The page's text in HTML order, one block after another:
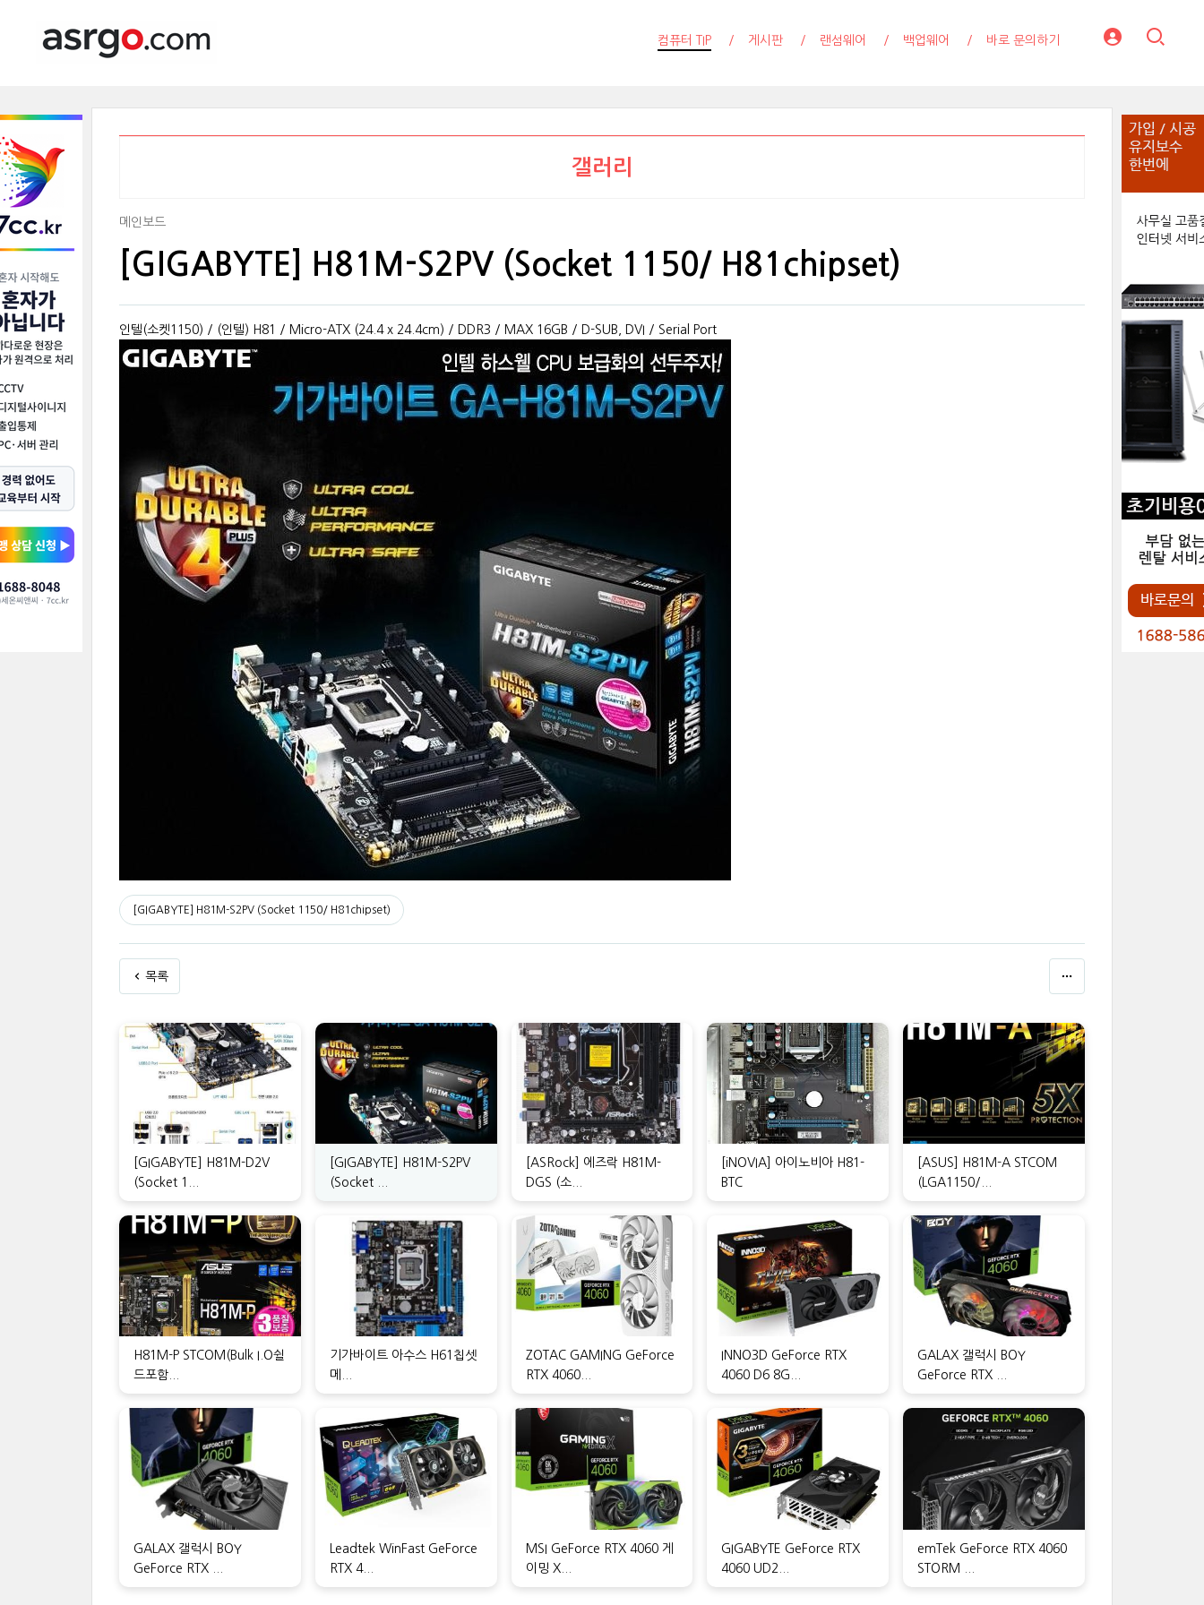
컴퓨터 TIP 게시판 랜섬웨어 백업웨어 바로 문의하기
갤러리
메인보드
[GIGABYTE] H81M-S2PV (Socket 1150/ H81chipset)
인텔(소켓1150) / (인텔) H81 / Micro-ATX (24.4 x 24.4cm) / DDR3 / MAX 16GB / D-SUB, DVI / Serial Port
[GIGABYTE] H81M-S2PV (Socket 1150/ H81chipset)
목록
[GIGABYTE] H81M-D2V
(Socket 1...
[GIGABYTE] H81M-S2PV
(Socket ...
[ASRock] 에즈락 H81M-
DGS (소...
[iNOVIA] 아이노비아 H81-
BTC
[ASUS] H81M-A STCOM
(LGA1150/...
H81M-P STCOM(Bulk I.O쉴
드포함...
기가바이트 아수스 H61칩셋
메...
ZOTAC GAMING GeForce
RTX 4060...
INNO3D GeForce RTX
4060 D6 8G...
GALAX 갤럭시 BOY
GeForce RTX ...
GALAX 갤럭시 BOY
GeForce RTX ...
Leadtek WinFast GeForce
RTX 4...
MSI GeForce RTX 4060 게
이밍 X...
GIGABYTE GeForce RTX
4060 UD2...
emTek GeForce RTX 4060
STORM ...